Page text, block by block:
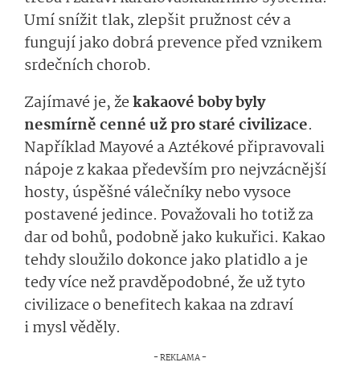
Umí snížit tlak, zlepšit pružnost cév a
fungují jako dobrá prevence před vznikem
srdečních chorob.
Zajímavé je, žekakaové boby byly
nesmírně cenné už pro staré civilizace.
Například Mayové a Aztékové připravovali
nápoje z kakaa především pro nejvzácnější
hosty, úspěšné válečníky nebo vysoce
postavené jedince. Považovali ho totiž za
dar od bohů, podobně jako kukuřici. Kakao
tehdy sloužilo dokonce jako platidlo a je
tedy více než pravděpodobné, že už tyto
civilizace o benefitech kakaa na zdraví
i mysl věděly.